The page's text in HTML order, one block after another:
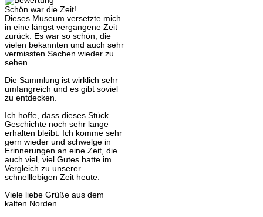
Schön war die Zeit!
Dieses Museum versetzte mich
in eine längst vergangene Zeit
zurück. Es war so schön, die
vielen bekannten und auch sehr
vermissten Sachen wieder zu
sehen.
Die Sammlung ist wirklich sehr
umfangreich und es gibt soviel
zu entdecken.
Ich hoffe, dass dieses Stück
Geschichte noch sehr lange
erhalten bleibt. Ich komme sehr
gern wieder und schwelge in
Erinnerungen an eine Zeit, die
auch viel, viel Gutes hatte im
Vergleich zu unserer
schnelllebigen Zeit heute.
Viele liebe Grüße aus dem
kalten Norden